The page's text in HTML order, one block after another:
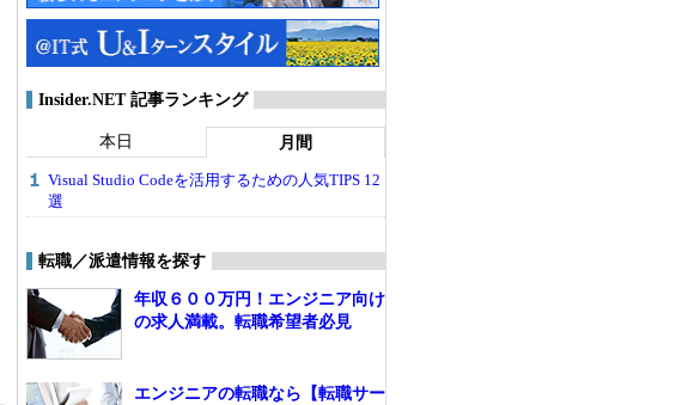
Insider.NET 記事ランキング
本日 月間
Visual Studio Codeを活用するための人気TIPS 12
選
転職／派遣情報を探す
年収６００万円！エンジニア向け
の求人満載。転職希望者必見
エンジニアの転職なら【転職サー